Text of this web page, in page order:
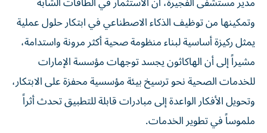
وتمكينها من توظيف الذكاء الاصطناعي في ابتكار حلول عملية
يمثل ركيزة أساسية لبناء منظومة صحية أكثر مرونة واستدامة،
مشيراً إلى أن الهاكاثون يجسد توجهات مؤسسة الإمارات
للخدمات الصحية نحو ترسيخ بيئة مؤسسية محفزة على الابتكار،
وتحويل الأفكار الواعدة إلى مبادرات قابلة للتطبيق تحدث أثراً
ملموساً في تطوير الخدمات.